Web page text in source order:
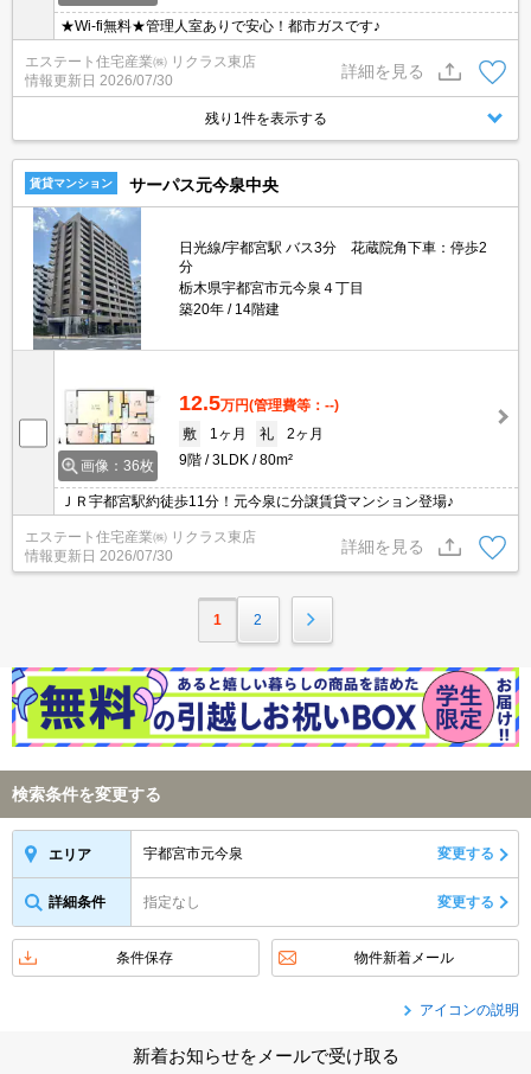
★Wi-fi無料★管理人室ありで安心！都市ガスです♪
エステート住宅産業㈱ リクラス東店
情報更新日 2026/07/30
詳細を見る
残り1件を表示する
賃貸マンション サーパス元今泉中央
日光線/宇都宮駅 バス3分 花蔵院角下車：停歩2
分
栃木県宇都宮市元今泉４丁目
築20年
14階建
画像：36枚
12.5万円(管理費等：--)
敷
1ヶ月 礼
2ヶ月
9階
3LDK 80m²
ＪＲ宇都宮駅約徒歩11分！元今泉に分譲賃貸マンション登場♪
エステート住宅産業㈱ リクラス東店
情報更新日 2026/07/30
詳細を見る
1 2
検索条件を変更する
エリア 宇都宮市元今泉 変更する
詳細条件 指定なし 変更する
条件保存 物件新着メール
アイコンの説明
新着お知らせをメールで受け取る